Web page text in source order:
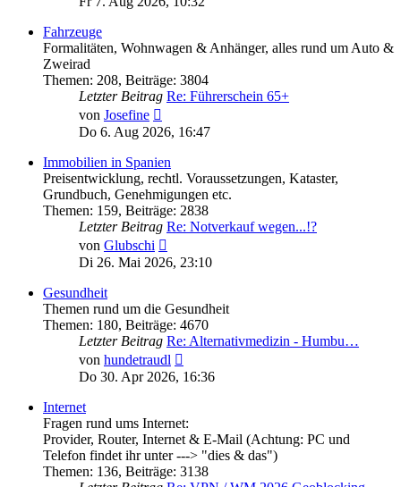
Fahrzeuge
Formalitäten, Wohnwagen & Anhänger, alles rund um Auto &
Zweirad
Themen: 208, Beiträge: 3804
Letzter Beitrag Re: Führerschein 65+
von Josefine
Beitrag
Do 6. Aug 2026, 16:47
Immobilien in Spanien
Preisentwicklung, rechtl. Voraussetzungen, Kataster,
Grundbuch, Genehmigungen etc.
Themen: 159, Beiträge: 2838
Letzter Beitrag Re: Notverkauf wegen...!?
von Glubschi
Beitrag
Di 26. Mai 2026, 23:10
Gesundheit
Themen rund um die Gesundheit
Themen: 180, Beiträge: 4670
Letzter Beitrag Re: Alternativmedizin - Humbu…
von hundetraudl
Beitrag
Do 30. Apr 2026, 16:36
Internet
Fragen rund ums Internet:
Provider, Router, Internet & E-Mail (Achtung: PC und
Telefon findet ihr unter ---> "dies & das")
Themen: 136, Beiträge: 3138